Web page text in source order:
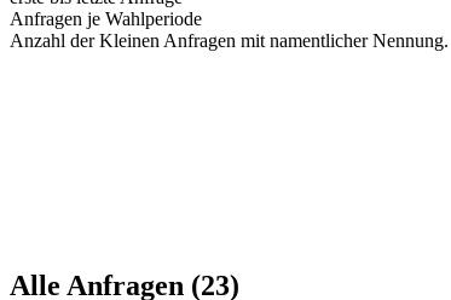
Anfragen je Wahlperiode
Anzahl der Kleinen Anfragen mit namentlicher Nennung.
Alle Anfragen (23)